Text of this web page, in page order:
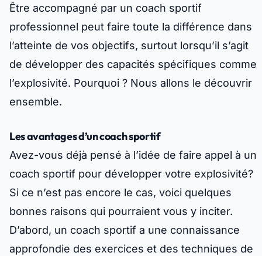
Être accompagné par un coach sportif
professionnel peut faire toute la différence dans
l’atteinte de vos objectifs, surtout lorsqu’il s’agit
de développer des capacités spécifiques comme
l’explosivité. Pourquoi ? Nous allons le découvrir
ensemble.
Les avantages d’un coach sportif
Avez-vous déjà pensé à l’idée de faire appel à un
coach sportif pour développer votre explosivité?
Si ce n’est pas encore le cas, voici quelques
bonnes raisons qui pourraient vous y inciter.
D’abord, un coach sportif a une connaissance
approfondie des exercices et des techniques de